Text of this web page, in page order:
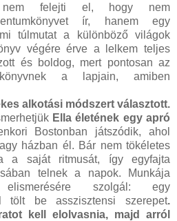
felejti el, hogy nem
ír, hanem egy
túlmutat a különböző világok
végére érve a lelkem teljes
és boldog, mert pontosan az
a lapjain, amiben
alkotási módszert választott.
Ella életének egy apró
Bostonban játszódik, ahol
házban él. Bár nem tökéletes
a saját ritmusát, így egyfajta
telnek a napok. Munkája
szolgál: egy
tölt be asszisztensi szerepet.
kell elolvasnia, majd arról